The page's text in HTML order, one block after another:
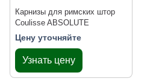
Карнизы для римских штор
Coulisse ABSOLUTE
Цену уточняйте
Узнать цену